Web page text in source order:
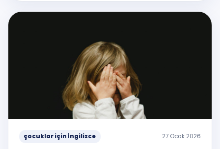
çocuklar için İngilizce 27 Ocak 2026